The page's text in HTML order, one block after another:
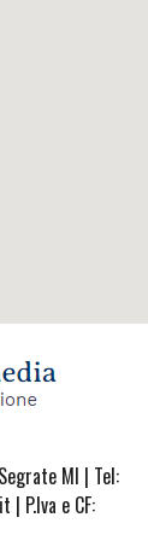
MI | Tel:
P.Iva e CF: